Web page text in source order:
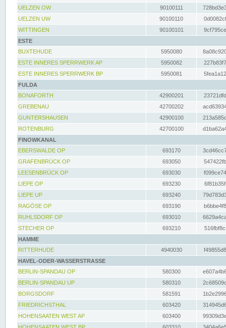
UELZEN OW
90100111
UELZEN UW
90100110
WITTINGEN
90100101
ESTE
BUXTEHUDE
5950080
ESTE INNERES SPERRWERK AP
5950082
ESTE INNERES SPERRWERK BP
5950081
FULDA
BONAFORTH
42900201
GREBENAU
42700202
GUNTERSHAUSEN
42900100
ROTENBURG
42700100
FINOWKANAL
EBERSWALDE OP
693170
GRAFENBRÜCK OP
693050
LEESENBRÜCK OP
693030
LIEPE OP
693230
LIEPE UP
693240
RAGÖSE OP
693190
RUHLSDORF OP
693010
STECHER OP
693210
HAMME
RITTERHUDE
4940030
HAVEL-ODER-WASSERSTRASSE
BERLIN-SPANDAU OP
580300
BERLIN-SPANDAU UP
580310
BORGSDORF
581591
FRIEDRICHSTHAL
603420
HOHENSAATEN WEST AP
603400